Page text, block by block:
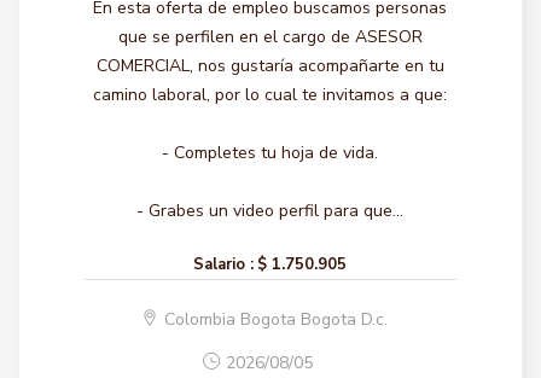
En esta oferta de empleo buscamos personas
que se perfilen en el cargo de ASESOR
COMERCIAL, nos gustaría acompañarte en tu
camino laboral, por lo cual te invitamos a que:
- Completes tu hoja de vida.
- Grabes un video perfil para que...
Salario : $ 1.750.905
Colombia Bogota Bogota D.c.
2026/08/05